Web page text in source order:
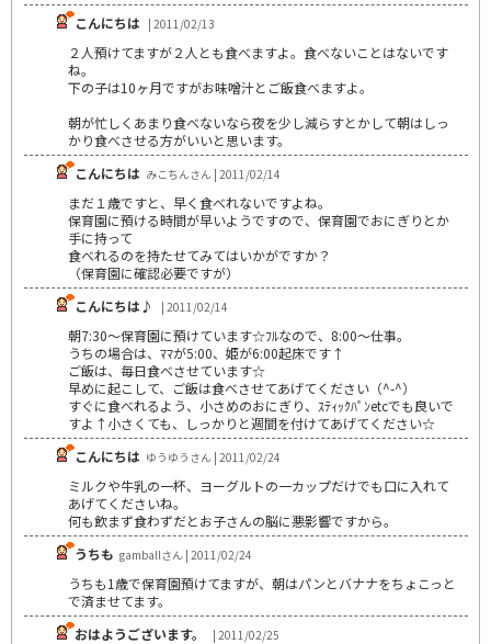
こんにちは | 2011/02/13
２人預けてますが２人とも食べますよ。食べないことはないです
ね。
下の子は10ヶ月ですがお味噌汁とご飯食べますよ。
朝が忙しくあまり食べないなら夜を少し減らすとかして朝はしっ
かり食べさせる方がいいと思います。
こんにちは みこちんさん | 2011/02/14
まだ１歳ですと、早く食べれないですよね。
保育園に預ける時間が早いようですので、保育園でおにぎりとか
手に持って
食べれるのを持たせてみてはいかがですか？
（保育園に確認必要ですが）
こんにちは♪
| 2011/02/14
朝7:30～保育園に預けています☆ﾌﾙなので、8:00～仕事。
うちの場合は、ﾏﾏが5:00、姫が6:00起床です↑
ご飯は、毎日食べさせています☆
早めに起こして、ご飯は食べさせてあげてください（^-^）
すぐに食べれるよう、小さめのおにぎり、ｽﾃｨｯｸﾊﾟﾝetcでも良いで
すよ↑小さくても、しっかりと週間を付けてあげてください☆
こんにちは ゆうゆうさん | 2011/02/24
ミルクや牛乳の一杯、ヨーグルトの一カップだけでも口に入れて
あげてくださいね。
何も飲まず食わずだとお子さんの脳に悪影響ですから。
うちも gamballさん | 2011/02/24
うちも1歳で保育園預けてますが、朝はパンとバナナをちょこっと
で済ませてます。
おはようございます。
| 2011/02/25